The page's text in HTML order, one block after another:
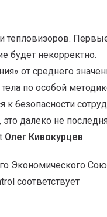
тепловизоров.
будет некорректно.
от среднего
по особой
к безопасности
далеко не
Олег Кивокурцев.
Экономического
соответствует